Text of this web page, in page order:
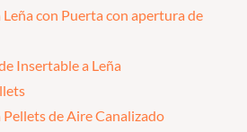
con Puerta con apertura de
Insertable a Leña
de Aire Canalizado